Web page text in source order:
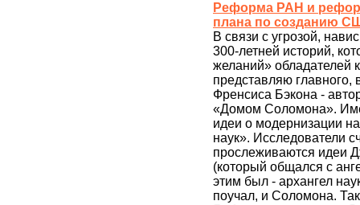
Реформа РАН и
плана по созданию
В связи с угрозой,
300-летней историй,
желаний» обладателей
представляю
Френсиса Бэкона -
«Домом Соломона».
идеи о модернизации
наук». Исследователи
прослеживаются идеи
(который общался с
этим был - архангел
поучал, и Соломона.